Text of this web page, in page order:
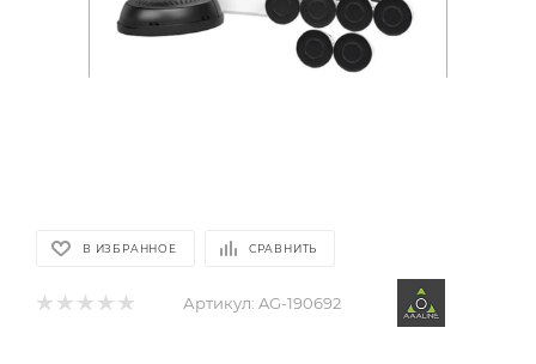
В ИЗБРАННОЕ СРАВНИТЬ
Артикул: AG-190692